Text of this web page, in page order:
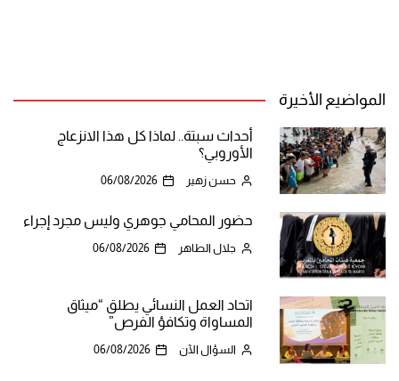
المواضيع الأخيرة
أحداث سبتة.. لماذا كل هذا الانزعاج
الأوروبي؟
حسن زهير 06/08/2026
حضور المحامي جوهري وليس مجرد إجراء
جلال الطاهر 06/08/2026
اتحاد العمل النسائي يطلق “ميثاق
المساواة وتكافؤ الفرص”
السؤال الآن 06/08/2026